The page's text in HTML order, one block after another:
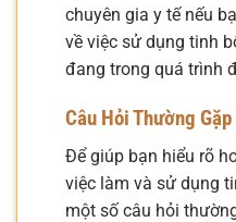
chuyên gia y tế nếu
về việc sử dụng tinh
đang trong quá trình
Câu Hỏi Thường
Để giúp bạn hiểu rõ
việc làm và sử dụng
một số câu hỏi